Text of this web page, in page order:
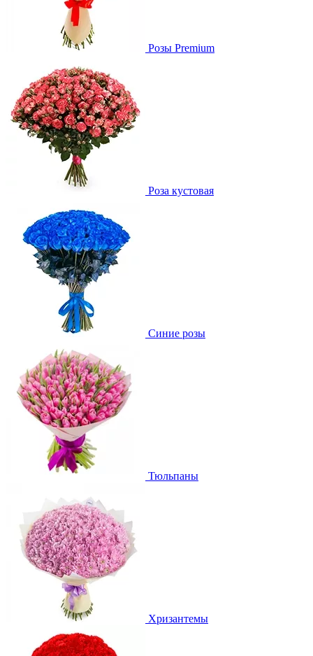
Розы Premium
Роза кустовая
Синие розы
Тюльпаны
Хризантемы